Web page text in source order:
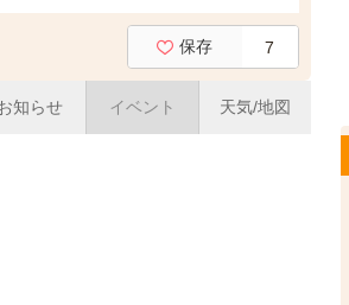
保存 7
知らせ イベント 天気/地図